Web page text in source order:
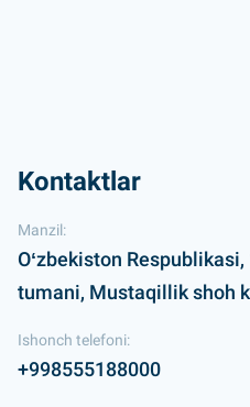
Kontaktlar
Manzil:
Oʻzbekiston
tumani, Mustaqillik shoh
Ishonch telefoni:
+998555188000